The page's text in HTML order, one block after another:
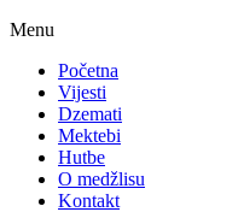
Menu
Početna
Vijesti
Dzemati
Mektebi
Hutbe
O medžlisu
Kontakt